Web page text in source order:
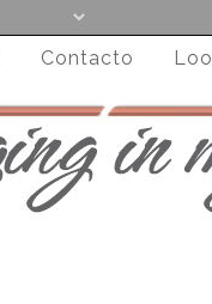
Contacto